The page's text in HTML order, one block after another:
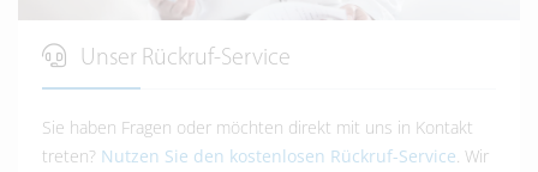
Unser Rückruf-Service
Sie haben Fragen oder möchten direkt mit uns in Kontakt
treten? Nutzen Sie den kostenlosen Rückruf-Service. Wir